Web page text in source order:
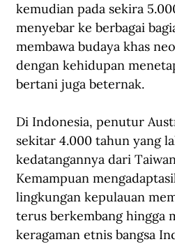
kemudian pada sekira
menyebar ke berbagai
membawa budaya khas
dengan kehidupan
bertani juga beternak.
Di Indonesia, penutur
sekitar 4.000 tahun yang
kedatangannya dari
Kemampuan
lingkungan kepulauan
terus berkembang hingga
keragaman etnis bangsa